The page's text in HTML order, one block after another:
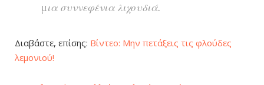
μια συννεφένια λιχουδιά.
Διαβάστε, επίσης: Βίντεο: Μην πετάξεις τις φλούδες
λεμονιού!